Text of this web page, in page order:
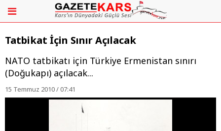
Tatbikat İçin Sınır Açılacak
NATO tatbikatı için Türkiye Ermenistan sınırı
(Doğukapı) açılacak...
15 Temmuz 2010 / 07:41